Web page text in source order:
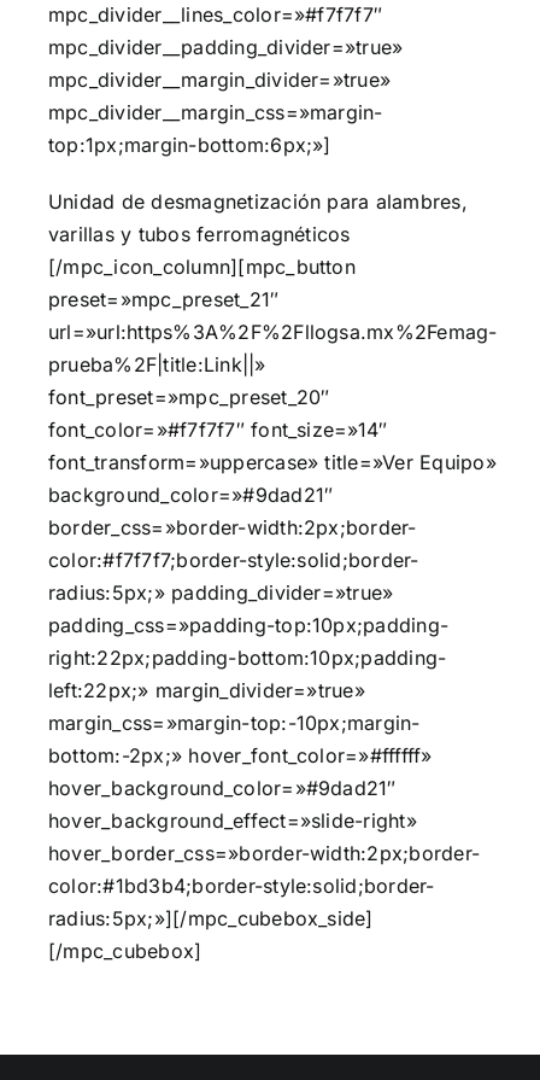
mpc_divider__lines_color=»#f7f7f7″
mpc_divider__padding_divider=»true»
mpc_divider__margin_divider=»true»
mpc_divider__margin_css=»margin-
top:1px;margin-bottom:6px;»]
Unidad de desmagnetización para alambres,
varillas y tubos ferromagnéticos
[/mpc_icon_column][mpc_button
preset=»mpc_preset_21″
url=»url:https%3A%2F%2Fllogsa.mx%2Femag-
prueba%2F|title:Link||»
font_preset=»mpc_preset_20″
font_color=»#f7f7f7″ font_size=»14″
font_transform=»uppercase» title=»Ver Equipo»
background_color=»#9dad21″
border_css=»border-width:2px;border-
color:#f7f7f7;border-style:solid;border-
radius:5px;» padding_divider=»true»
padding_css=»padding-top:10px;padding-
right:22px;padding-bottom:10px;padding-
left:22px;» margin_divider=»true»
margin_css=»margin-top:-10px;margin-
bottom:-2px;» hover_font_color=»#ffffff»
hover_background_color=»#9dad21″
hover_background_effect=»slide-right»
hover_border_css=»border-width:2px;border-
color:#1bd3b4;border-style:solid;border-
radius:5px;»][/mpc_cubebox_side]
[/mpc_cubebox]